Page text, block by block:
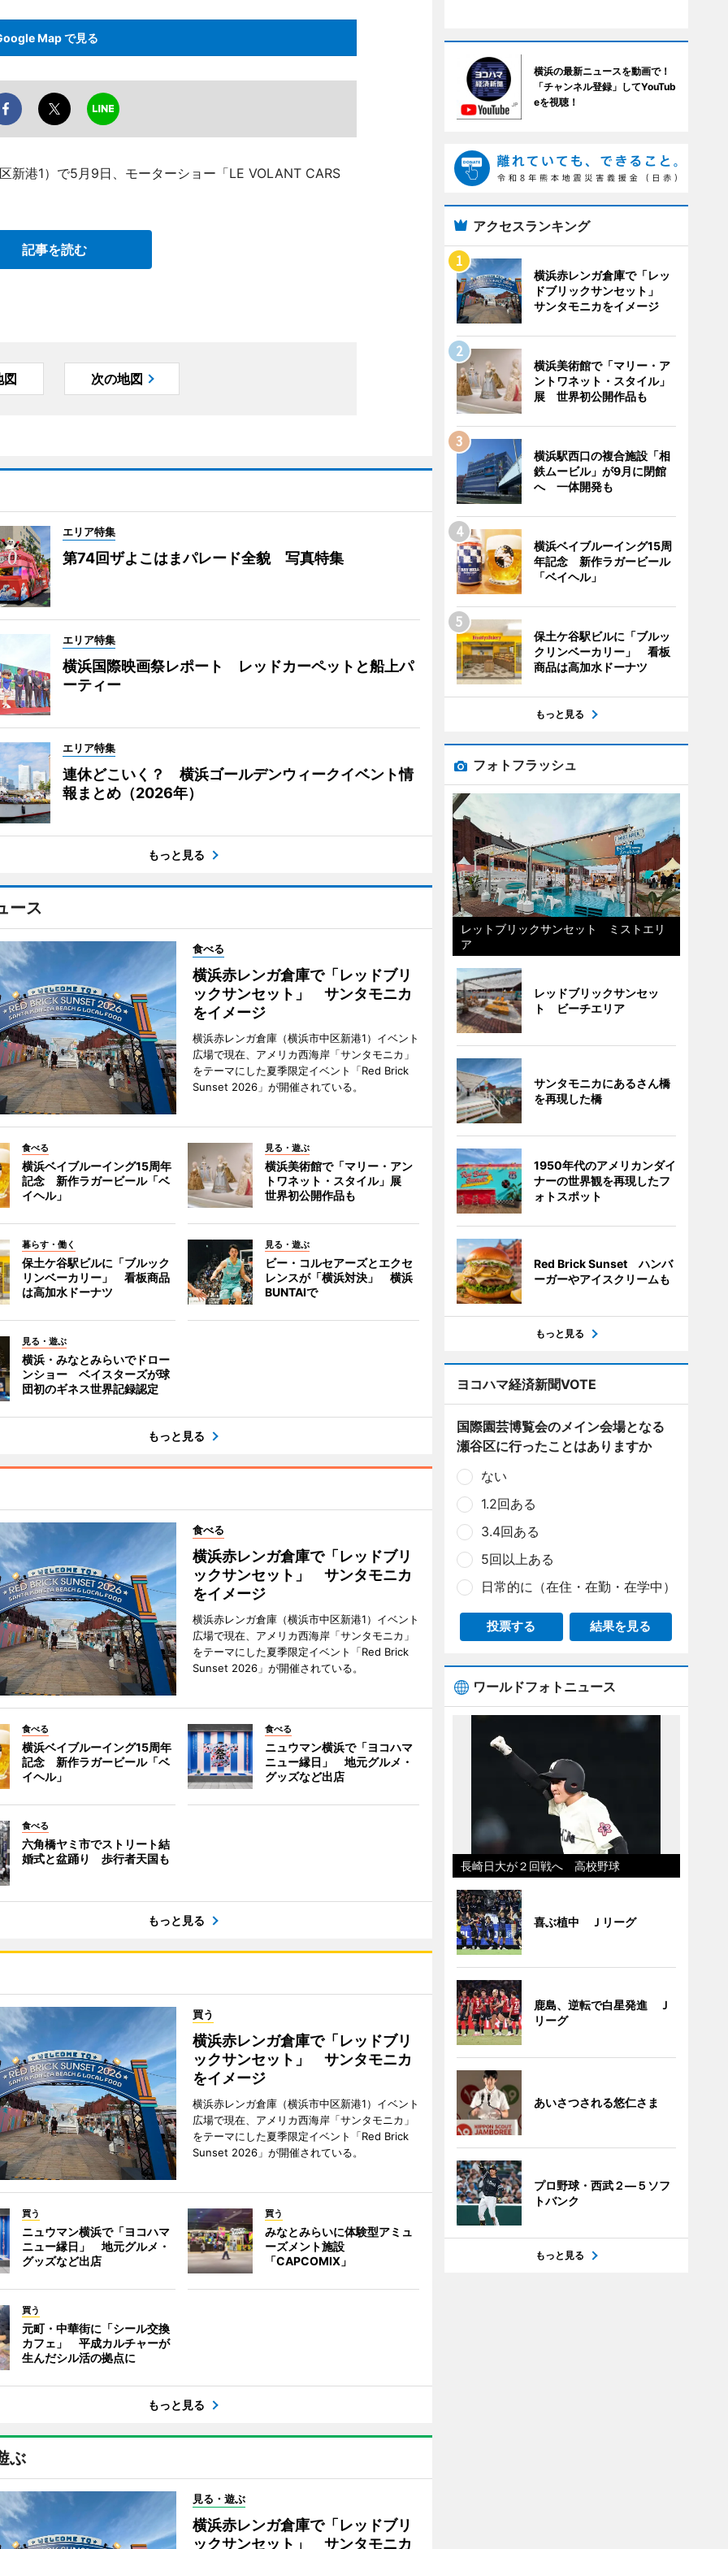
Map で見る
新港1）で5月9日、モーターショー「LE VOLANT CARS
記事を読む
図 次の地図
エリア特集
第74回ザよこはまパレード全貌 写真特集
エリア特集
横浜国際映画祭レポート レッドカーペットと船上パ
ーティー
エリア特集
連休どこいく？ 横浜ゴールデンウィークイベント情
報まとめ（2026年）
もっと見る
ース
食べる
横浜赤レンガ倉庫で「レッドブリ
ックサンセット」 サンタモニカ
をイメージ
横浜赤レンガ倉庫（横浜市中区新港1）イベント
広場で現在、アメリカ西海岸「サンタモニカ」
をテーマにした夏季限定イベント「Red Brick
Sunset 2026」が開催されている。
食べる
横浜ベイブルーイング15周年
記念 新作ラガービール「ベ
イヘル」
見る・遊ぶ
横浜美術館で「マリー・アン
トワネット・スタイル」展
世界初公開作品も
暮らす・働く
保土ケ谷駅ビルに「ブルック
リンベーカリー」 看板商品
は高加水ドーナツ
見る・遊ぶ
ビー・コルセアーズとエクセ
レンスが「横浜対決」 横浜
BUNTAIで
見る・遊ぶ
横浜・みなとみらいでドロー
ンショー ベイスターズが球
団初のギネス世界記録認定
もっと見る
食べる
横浜赤レンガ倉庫で「レッドブリ
ックサンセット」 サンタモニカ
をイメージ
横浜赤レンガ倉庫（横浜市中区新港1）イベント
広場で現在、アメリカ西海岸「サンタモニカ」
をテーマにした夏季限定イベント「Red Brick
Sunset 2026」が開催されている。
食べる
横浜ベイブルーイング15周年
記念 新作ラガービール「ベ
イヘル」
食べる
ニュウマン横浜で「ヨコハマ
ニュー縁日」 地元グルメ・
グッズなど出店
食べる
六角橋ヤミ市でストリート結
婚式と盆踊り 歩行者天国も
もっと見る
買う
横浜赤レンガ倉庫で「レッドブリ
ックサンセット」 サンタモニカ
をイメージ
横浜赤レンガ倉庫（横浜市中区新港1）イベント
広場で現在、アメリカ西海岸「サンタモニカ」
をテーマにした夏季限定イベント「Red Brick
Sunset 2026」が開催されている。
買う
ニュウマン横浜で「ヨコハマ
ニュー縁日」 地元グルメ・
グッズなど出店
買う
みなとみらいに体験型アミュ
ーズメント施設
「CAPCOMIX」
買う
元町・中華街に「シール交換
カフェ」 平成カルチャーが
生んだシル活の拠点に
もっと見る
ぶ
見る・遊ぶ
横浜赤レンガ倉庫で「レッドブリ
ックサンセット」 サンタモニカ
横浜の最新ニュースを動画で！
「チャンネル登録」してYouTub
eを視聴！
アクセスランキング
横浜赤レンガ倉庫で「レッ
ドブリックサンセット」
サンタモニカをイメージ
横浜美術館で「マリー・ア
ントワネット・スタイル」
展 世界初公開作品も
横浜駅西口の複合施設「相
鉄ムービル」が9月に閉館
へ 一体開発も
横浜ベイブルーイング15周
年記念 新作ラガービール
「ベイヘル」
保土ケ谷駅ビルに「ブルッ
クリンベーカリー」 看板
商品は高加水ドーナツ
もっと見る
フォトフラッシュ
レットブリックサンセット ミストエリ
ア
レッドブリックサンセッ
ト ビーチエリア
サンタモニカにあるさん橋
を再現した橋
1950年代のアメリカンダイ
ナーの世界観を再現したフ
ォトスポット
Red Brick Sunset ハンバ
ーガーやアイスクリームも
もっと見る
ヨコハマ経済新聞VOTE
国際園芸博覧会のメイン会場となる
瀬谷区に行ったことはありますか
ない
1.2回ある
3.4回ある
5回以上ある
日常的に（在住・在勤・在学中）
投票する 結果を見る
ワールドフォトニュース
長崎日大が２回戦へ 高校野球
喜ぶ植中 Ｊリーグ
鹿島、逆転で白星発進 Ｊ
リーグ
あいさつされる悠仁さま
プロ野球・西武２―５ソフ
トバンク
もっと見る